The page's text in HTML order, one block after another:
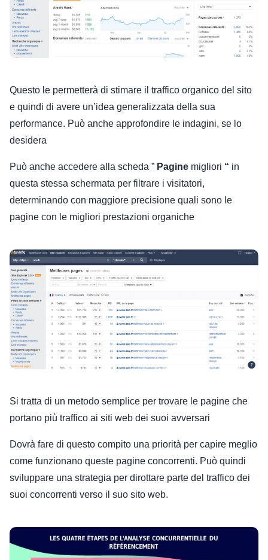
Questo le permetterà di stimare il traffico organico del sito
e quindi di avere un’idea generalizzata della sua
performance. Può anche approfondire le indagini, se lo
desidera
Può anche accedere alla scheda ” Pagine migliori “ in
questa stessa schermata per filtrare i visitatori,
determinando con maggiore precisione quali sono le
pagine con le migliori prestazioni organiche
Si tratta di un metodo semplice per trovare le pagine che
portano più traffico ai siti web dei suoi avversari
Dovrà fare di questo compito una priorità per capire meglio
come funzionano queste pagine concorrenti. Può quindi
sviluppare una strategia per dirottare parte del traffico dei
suoi concorrenti verso il suo sito web.